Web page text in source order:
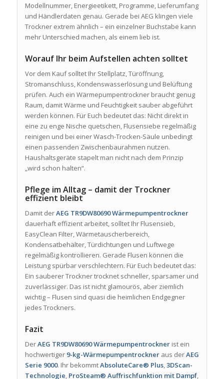
Modellnummer, Energieetikett, Programme, Lieferumfang
und Händlerdaten genau. Gerade bei AEG klingen viele
Trockner extrem ähnlich – ein einzelner Buchstabe kann
mehr Unterschied machen, als einem lieb ist.
Worauf Ihr beim Aufstellen achten solltet
Vor dem Kauf solltet Ihr Stellplatz, Türöffnung,
Stromanschluss, Kondenswasserlösung und Belüftung
prüfen. Auch ein Wärmepumpentrockner braucht genug
Raum, damit Wärme und Feuchtigkeit sauber abgeführt
werden können. Für Euch bedeutet das: Nicht direkt in
eine zu enge Nische quetschen, Flusensiebe regelmäßig
reinigen und bei einer Wasch-Trocken-Säule unbedingt
einen passenden Zwischenbaurahmen nutzen.
Haushaltsgeräte stapelt man nicht nach dem Prinzip
„wird schon halten“.
Pflege im Alltag – damit der Trockner
effizient bleibt
Damit derAEG TR9DW80690 Wärmepumpentrockner
dauerhaft effizient arbeitet, solltet Ihr Flusensieb,
EasyClean Filter, Wärmetauscherbereich,
Kondensatbehälter, Türdichtungen und Luftwege
regelmäßig kontrollieren. Gerade Flusen können die
Leistung spürbar verschlechtern. Für Euch bedeutet das:
Ein sauberer Trockner trocknet schneller, sparsamer und
zuverlässiger. Das ist nicht glamourös, aber ziemlich
wichtig – Flusen sind quasi die heimlichen Endgegner
jedes Trockners.
Fazit
DerAEG TR9DW80690 Wärmepumpentrocknerist ein
hochwertiger 9-kg-Wärmepumpentrockneraus derAEG
Serie 9000. Ihr bekommtAbsoluteCare® Plus,3DScan-
Technologie, ProSteam® Auffrischfunktion mit Dampf,